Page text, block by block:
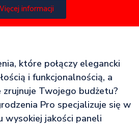
informacji
które połączy elegancki
i funkcjonalnością, a
zrujnuje Twojego budżetu?
Pro specjalizuje się w
wysokiej jakości paneli